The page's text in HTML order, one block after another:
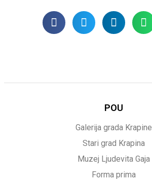
POU
Galerija grada Krapine
Stari grad Krapina
Muzej Ljudevita Gaja
Forma prima